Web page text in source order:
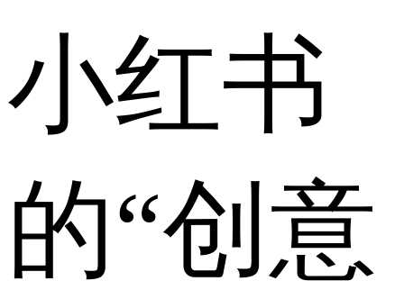
小红书
的“创意